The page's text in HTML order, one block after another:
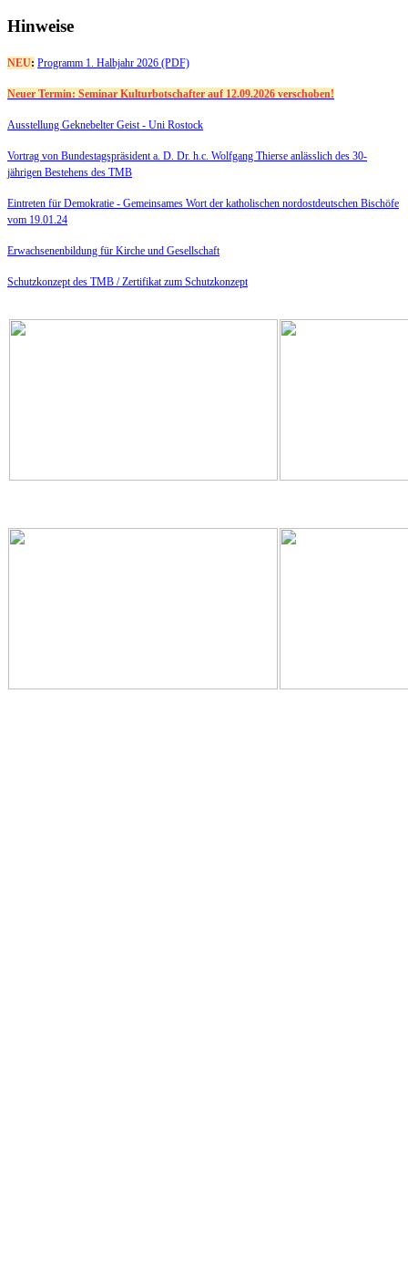
Hinweise
NEU: Programm 1. Halbjahr 2026 (PDF)
Neuer Termin: Seminar Kulturbotschafter auf 12.09.2026 verschoben!
Ausstellung Geknebelter Geist - Uni Rostock
Vortrag von Bundestagspräsident a. D. Dr. h.c. Wolfgang Thierse anlässlich des 30-
jährigen Bestehens des TMB
Eintreten für Demokratie - Gemeinsames Wort der katholischen nordostdeutschen Bischöfe
vom 19.01.24
Erwachsenenbildung für Kirche und Gesellschaft
Schutzkonzept des TMB / Zertifikat zum Schutzkonzept